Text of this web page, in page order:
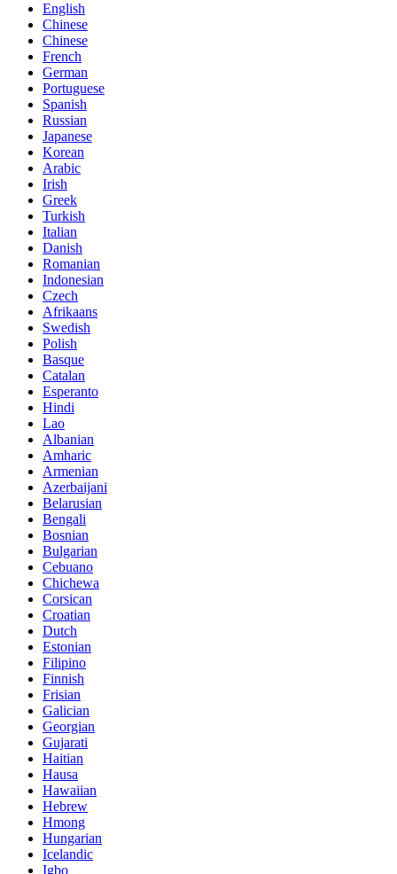
English
Chinese
Chinese
French
German
Portuguese
Spanish
Russian
Japanese
Korean
Arabic
Irish
Greek
Turkish
Italian
Danish
Romanian
Indonesian
Czech
Afrikaans
Swedish
Polish
Basque
Catalan
Esperanto
Hindi
Lao
Albanian
Amharic
Armenian
Azerbaijani
Belarusian
Bengali
Bosnian
Bulgarian
Cebuano
Chichewa
Corsican
Croatian
Dutch
Estonian
Filipino
Finnish
Frisian
Galician
Georgian
Gujarati
Haitian
Hausa
Hawaiian
Hebrew
Hmong
Hungarian
Icelandic
Igbo